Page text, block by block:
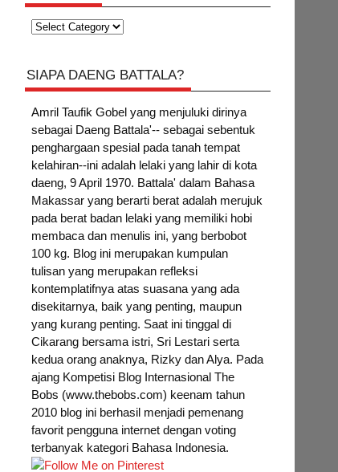
Kategori
SIAPA DAENG BATTALA?
Amril Taufik Gobel yang menjuluki dirinya
sebagai Daeng Battala'-- sebagai sebentuk
penghargaan spesial pada tanah tempat
kelahiran--ini adalah lelaki yang lahir di kota
daeng, 9 April 1970. Battala' dalam Bahasa
Makassar yang berarti berat adalah merujuk
pada berat badan lelaki yang memiliki hobi
membaca dan menulis ini, yang berbobot
100 kg. Blog ini merupakan kumpulan
tulisan yang merupakan refleksi
kontemplatifnya atas suasana yang ada
disekitarnya, baik yang penting, maupun
yang kurang penting. Saat ini tinggal di
Cikarang bersama istri, Sri Lestari serta
kedua orang anaknya, Rizky dan Alya. Pada
ajang Kompetisi Blog Internasional The
Bobs (www.thebobs.com) keenam tahun
2010 blog ini berhasil menjadi pemenang
favorit pengguna internet dengan voting
terbanyak kategori Bahasa Indonesia.